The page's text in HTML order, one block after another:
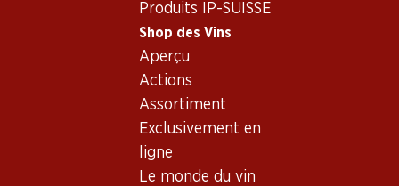
Produits IP-SUISSE
Shop des Vins
Aperçu
Actions
Assortiment
Exclusivement en
ligne
Le monde du vin
Suisse,Vaud, 2008
Robe jaune clair brillant. Bouquet fruité et minéral. Bouche